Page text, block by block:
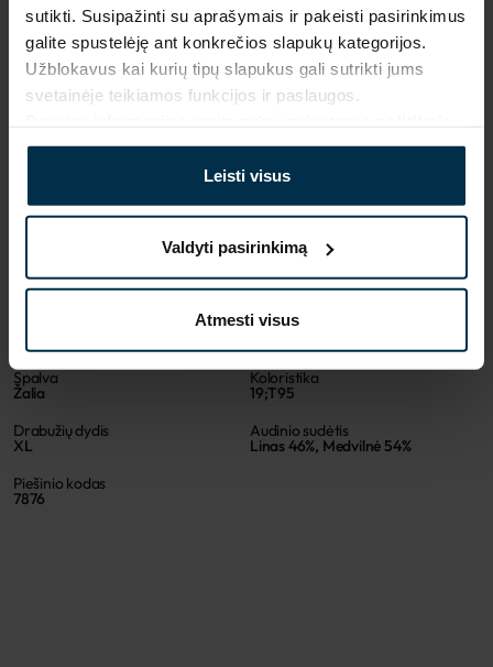
sutikti. Susipažinti su aprašymais ir pakeisti pasirinkimus
galite spustelėję ant konkrečios slapukų kategorijos.
Užblokavus kai kurių tipų slapukus gali sutrikti jums
svetainėje teikiamos funkcijos ir paslaugos.
Leisti visus
Valdyti pasirinkimą
Atmesti visus
Išparduota
Garantija - 2 metai Žiūrėti garantiją
Grąžinimas - 14 dienų
Žiūrėti grąžinimo politiką
MADE IN EUROPE
SAVYBĖS
Artikulas
Spalva
Žalia
Koloristika
19;T95
Drabužių dydis
XL
Audinio sudėtis
Linas 46%, Medvilnė 54%
Piešinio kodas
7876